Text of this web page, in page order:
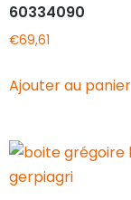
60334090
€69,61
Ajouter au panier